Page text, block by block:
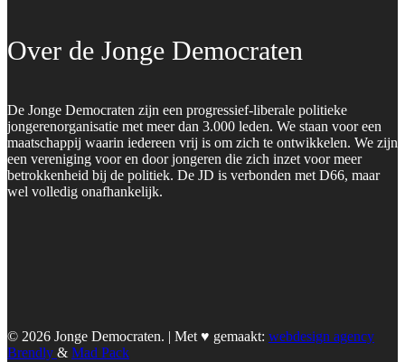
Over de Jonge Democraten
De Jonge Democraten zijn een progressief-liberale politieke
jongerenorganisatie met meer dan 3.000 leden. We staan voor een
maatschappij waarin iedereen vrij is om zich te ontwikkelen. We zijn
een vereniging voor en door jongeren die zich inzet voor meer
betrokkenheid bij de politiek. De JD is verbonden met D66, maar
wel volledig onafhankelijk.
© 2026 Jonge Democraten. | Met ♥︎ gemaakt: webdesign agency
Brendly & Mad Pack